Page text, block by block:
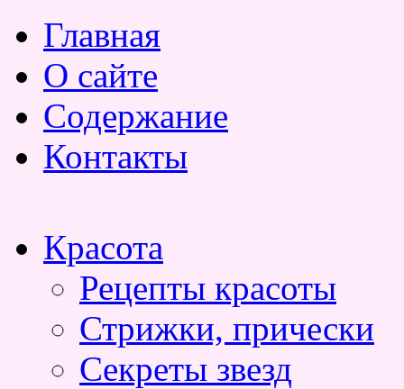
Главная
О сайте
Содержание
Контакты
Красота
Рецепты красоты
Стрижки, прически
Секреты звезд